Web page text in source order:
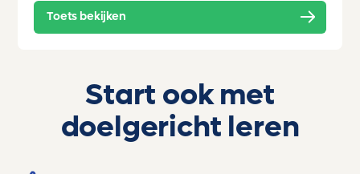
Toets bekijken
Start ook met
doelgericht leren